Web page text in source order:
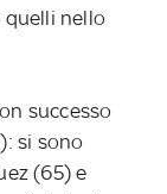
nello
successo
si sono
(65) e